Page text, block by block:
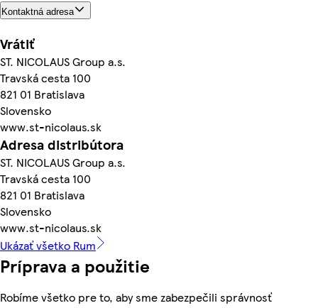
Kontaktná adresa
Vrátiť
ST. NICOLAUS Group a.s.
Travská cesta 100
821 01 Bratislava
Slovensko
www.st-nicolaus.sk
Adresa distribútora
ST. NICOLAUS Group a.s.
Travská cesta 100
821 01 Bratislava
Slovensko
www.st-nicolaus.sk
Ukázať všetko Rum
Príprava a použitie
Robíme všetko pre to, aby sme zabezpečili správnosť